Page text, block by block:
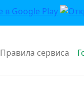
Правила сервиса